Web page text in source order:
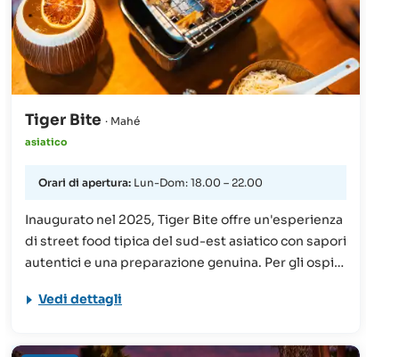
Tiger Bite · Mahé
asiatico
Orari di apertura: Lun-Dom: 18.00 – 22.00
Inaugurato nel 2025, Tiger Bite offre un'esperienza
di street food tipica del sud-est asiatico con sapori
autentici e una preparazione genuina. Per gli ospiti
asiatico, il menù ispirato allo street food propone
aromatiche. L'atmosfera è vivace e allegra,
Vedi dettagli